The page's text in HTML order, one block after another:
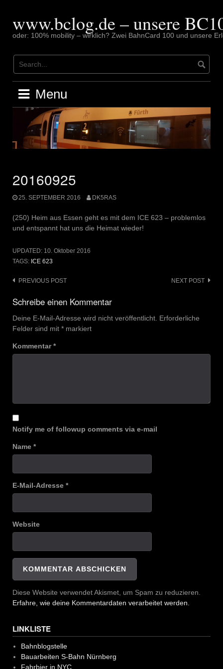
contentwww.bclog.de – unsere
oder: 100% mobility – wirklich? Zwei BahnCard 100 und unsere
Menu
20160925
25. SEPTEMBER 2016 DK5RAS
(250) Heim aus Essen geht es mit dem ICE 623 – problemlos
und entspannt hat uns die Heimat wieder!
UPDATED: 10. Oktober 2016
TAGS: ICE 623
Post
navigation
PREVIOUS POST NEXT POST
Schreibe einen Kommentar
Deine E-Mail-Adresse wird nicht veröffentlicht. Erforderliche
Felder sind mit * markiert
Kommentar*
Notify me of followup comments via e-mail
Name *
E-Mail-Adresse *
Website
Diese Website verwendet Akismet, um Spam zu reduzieren.
Erfahre, wie deine Kommentardaten verarbeitet werden.
LINKLISTE
Bahnblogstelle
Bauarbeiten S-Bahn Nürnberg
Fahrbier in NYC